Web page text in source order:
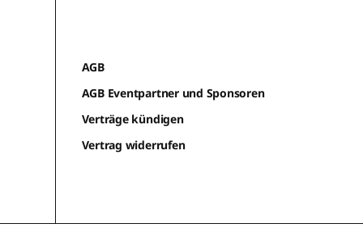
AGB
AGB Eventpartner und Sponsoren
Verträge kündigen
Vertrag widerrufen